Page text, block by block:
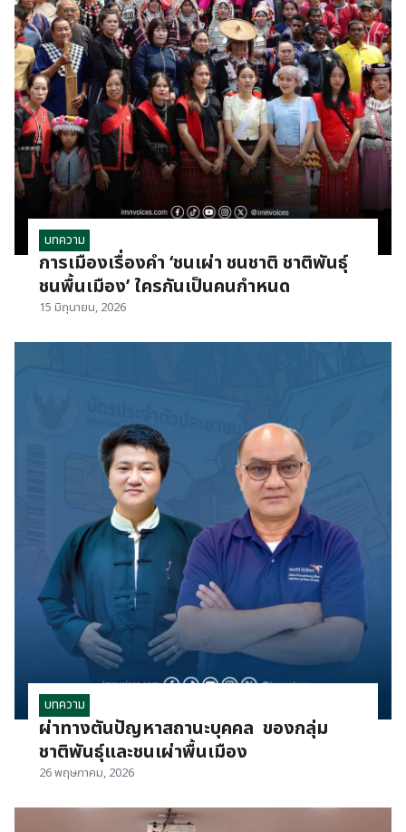
บทความ
การเมืองเรื่องคำ ‘ชนเผ่า ชนชาติ ชาติพันธุ์
ชนพื้นเมือง’ ใครกันเป็นคนกำหนด
15 มิถุนายน, 2026
บทความ
ผ่าทางตันปัญหาสถานะบุคคล ของกลุ่ม
ชาติพันธุ์และชนเผ่าพื้นเมือง
26 พฤษภาคม, 2026